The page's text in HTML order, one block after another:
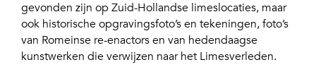
gevonden zijn op Zuid-Hollandse limeslocaties, maar
ook historische opgravingsfoto’s en tekeningen, foto’s
van Romeinse re-enactors en van hedendaagse
kunstwerken die verwijzen naar het Limesverleden.